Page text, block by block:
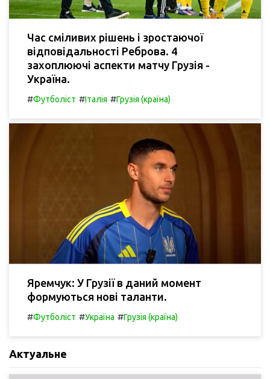
Час сміливих рішень і зростаючої
відповідальності Реброва. 4
захоплюючі аспекти матчу Грузія -
Україна.
#Футболіст #Італія #Грузія (країна)
Яремчук: У Грузії в даний момент
формуються нові таланти.
#Футболіст #Україна #Грузія (країна)
Актуальне